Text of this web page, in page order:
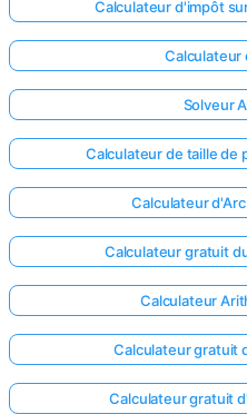
Calculateur d'impôt
Calculateur
Solveur
Calculateur de taille de
Calculateur
Calculateur gratuit
Calculateur
Calculateur gratuit
Calculateur gratuit